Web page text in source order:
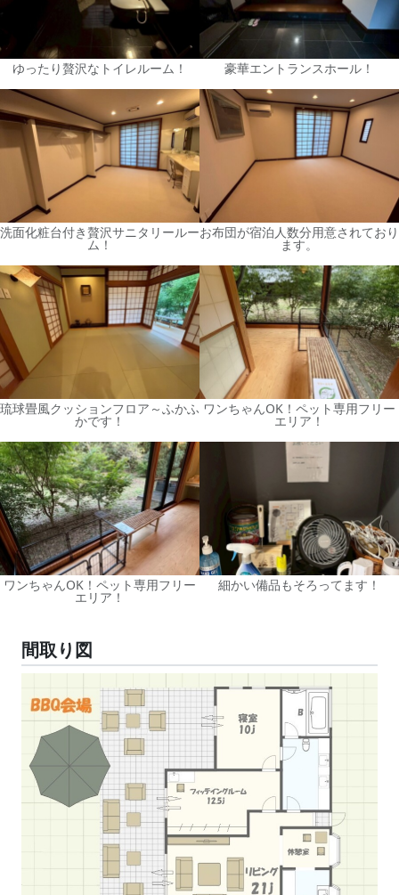
ゆったり贅沢なトイレルーム！ 豪華エントランスホール！
洗面化粧台付き贅沢サニタリールー
ム！
お布団が宿泊人数分用意されており
ます。
琉球畳風クッションフロア～ふかふ
かです！
ワンちゃんOK！ペット専用フリー
エリア！
ワンちゃんOK！ペット専用フリー
エリア！
細かい備品もそろってます！
間取り図